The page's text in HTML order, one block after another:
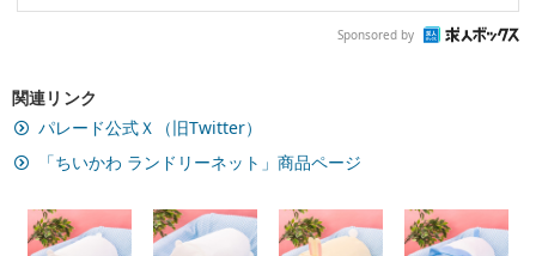
Sponsored by
関連リンク
パレード公式Ｘ（旧Twitter）
「ちいかわ ランドリーネット」商品ページ